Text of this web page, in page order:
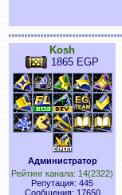
Kosh
1865 EGP
Администратор
Рейтинг канала: 14(2322)
Репутация: 445
Сообщения: 17650